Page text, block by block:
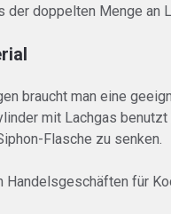
der doppelten Menge an
braucht man eine
mit Lachgas
Flasche zu senken.
Handelsgeschäften für